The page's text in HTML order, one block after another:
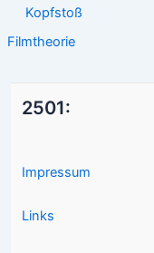
Kopfstoß
Filmtheorie
2501:
Impressum
Links